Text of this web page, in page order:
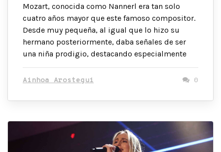
Mozart, conocida como Nannerl era tan solo
cuatro años mayor que este famoso compositor.
Desde muy pequeña, al igual que lo hizo su
hermano posteriormente, daba señales de ser
una niña prodigio, destacando especialmente
Ainhoa Arostegui 0